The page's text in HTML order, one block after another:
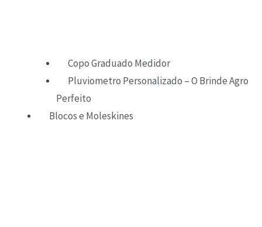
Copo Graduado Medidor
Pluviometro Personalizado – O Brinde Agro
Perfeito
Blocos e Moleskines